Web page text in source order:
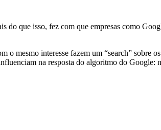
que isso, fez com que empresas como
o mesmo interesse fazem um “search” sobre
na resposta do algoritmo do Google: